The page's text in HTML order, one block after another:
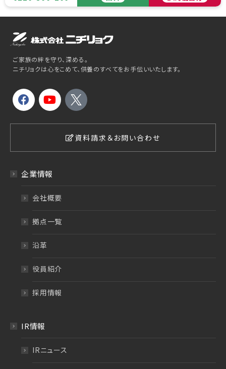
ご家族の絆を守り、深める。
ニチリョクは心をこめて、供養のすべてをお手伝いいたします。
資料請求＆お問い合わせ
企業情報
会社概要
拠点一覧
沿革
役員紹介
採用情報
IR情報
IRニュース